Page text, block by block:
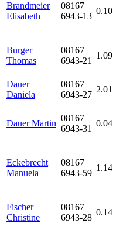
Brandmeier
Elisabeth
08167
6943-13
0.10
Burger
Thomas
08167
6943-21
1.09
Dauer
Daniela
08167
6943-27
2.01
Dauer Martin
08167
6943-31
0.04
Eckebrecht
Manuela
08167
6943-59
1.14
Fischer
Christine
08167
6943-28
0.14